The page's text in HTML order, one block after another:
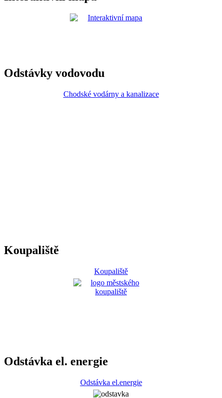
Odstávky vodovodu
Chodské vodárny a kanalizace
Koupaliště
Koupaliště
Odstávka el. energie
Odstávka el.energie